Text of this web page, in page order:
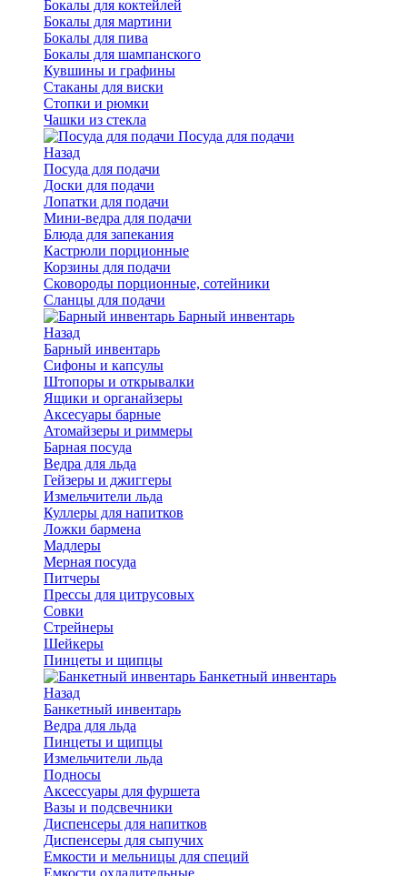
Бокалы для коктейлей
Бокалы для мартини
Бокалы для пива
Бокалы для шампанского
Кувшины и графины
Стаканы для виски
Стопки и рюмки
Чашки из стекла
Посуда для подачи
Назад
Посуда для подачи
Доски для подачи
Лопатки для подачи
Мини-ведра для подачи
Блюда для запекания
Кастрюли порционные
Корзины для подачи
Сковороды порционные, сотейники
Сланцы для подачи
Барный инвентарь
Назад
Барный инвентарь
Сифоны и капсулы
Штопоры и открывалки
Ящики и органайзеры
Аксесуары барные
Атомайзеры и риммеры
Барная посуда
Ведра для льда
Гейзеры и джиггеры
Измельчители льда
Куллеры для напитков
Ложки бармена
Мадлеры
Мерная посуда
Питчеры
Прессы для цитрусовых
Совки
Стрейнеры
Шейкеры
Пинцеты и щипцы
Банкетный инвентарь
Назад
Банкетный инвентарь
Ведра для льда
Пинцеты и щипцы
Измельчители льда
Подносы
Аксессуары для фуршета
Вазы и подсвечники
Диспенсеры для напитков
Диспенсеры для сыпучих
Емкости и мельницы для специй
Емкости охладительные